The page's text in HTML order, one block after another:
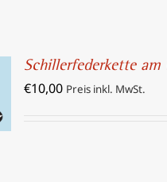
Schillerfederkette am
€10,00 Preis inkl. MwSt.